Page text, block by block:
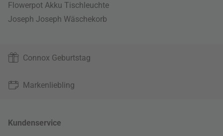
Flowerpot Akku Tischleuchte
Joseph Joseph Wäschekorb
Connox Geburtstag
Markenliebling
Kundenservice